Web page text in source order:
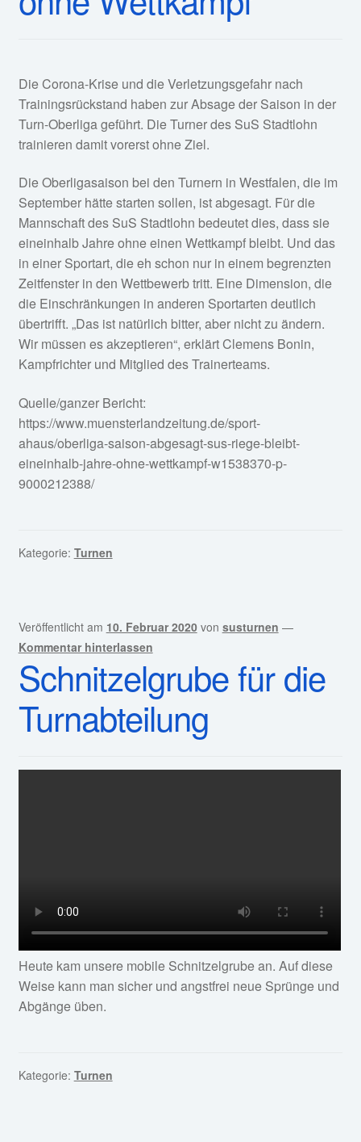
Die Corona-Krise und die Verletzungsgefahr nach
Trainingsrückstand haben zur Absage der Saison in der
Turn-Oberliga geführt. Die Turner des SuS Stadtlohn
trainieren damit vorerst ohne Ziel.
Die Oberligasaison bei den Turnern in Westfalen, die im
September hätte starten sollen, ist abgesagt. Für die
Mannschaft des SuS Stadtlohn bedeutet dies, dass sie
eineinhalb Jahre ohne einen Wettkampf bleibt. Und das
in einer Sportart, die eh schon nur in einem begrenzten
Zeitfenster in den Wettbewerb tritt. Eine Dimension, die
die Einschränkungen in anderen Sportarten deutlich
übertrifft. „Das ist natürlich bitter, aber nicht zu ändern.
Wir müssen es akzeptieren“, erklärt Clemens Bonin,
Kampfrichter und Mitglied des Trainerteams.
Quelle/ganzer Bericht:
https://www.muensterlandzeitung.de/sport-
ahaus/oberliga-saison-abgesagt-sus-riege-bleibt-
eineinhalb-jahre-ohne-wettkampf-w1538370-p-
9000212388/
Kategorie: Turnen
Veröffentlicht am 10. Februar 2020 von susturnen —
Kommentar hinterlassen
Schnitzelgrube für die
Turnabteilung
Heute kam unsere mobile Schnitzelgrube an. Auf diese
Weise kann man sicher und angstfrei neue Sprünge und
Abgänge üben.
Kategorie: Turnen